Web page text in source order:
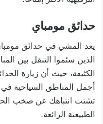
حدائق مومباي
يعد المشي في حدائق
الذين سئموا التنقل بين
الكثيفة، حيث أن زيارة
أجمل المناطق السياحية
تشتت انتباهك عن صخب
الطبيعية الرائعة.